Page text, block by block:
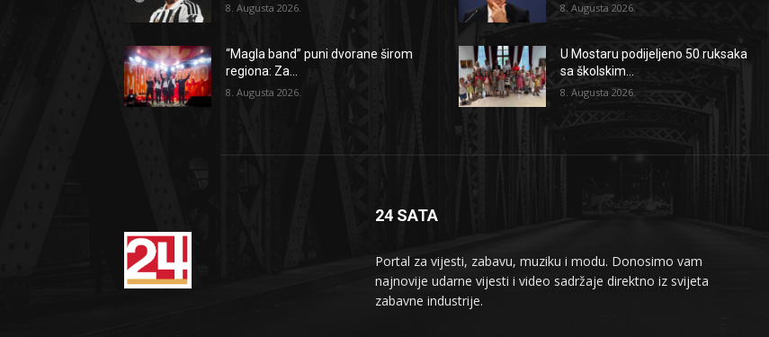
8. Augusta 2026.
“Magla band” puni dvorane širom
regiona: Za...
8. Augusta 2026.
8. Augusta 2026.
U Mostaru podijeljeno 50 ruksaka
sa školskim...
8. Augusta 2026.
24 SATA
Portal za vijesti, zabavu, muziku i modu. Donosimo vam
najnovije udarne vijesti i video sadržaje direktno iz svijeta
zabavne industrije.